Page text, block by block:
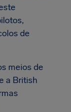
de
meios de
a British